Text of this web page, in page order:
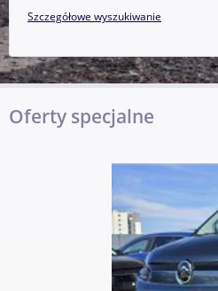
Szczegółowe wyszukiwanie
Oferty specjalne